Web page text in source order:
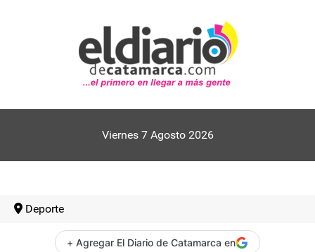
Viernes 7 Agosto 2026
Deporte
+ Agregar El Diario de Catamarca en